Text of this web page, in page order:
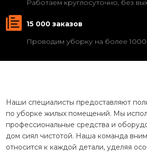
Работаем круглосуточно, без
15 000 заказов
Проводим уборку на более
Наши специалисты предоставляют
по уборке жилых помещений. Мы
профессиональные средства и
дом сиял чистотой. Наша команда
относится к каждой детали, уделяя